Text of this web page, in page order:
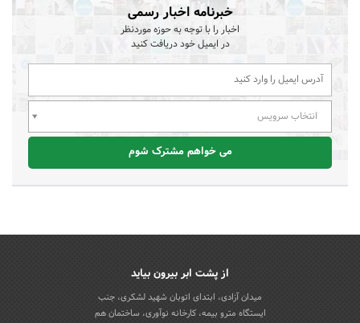
خبرنامه اخبار رسمی
اخبار را با توجه به حوزه موردنظر
در ایمیل خود دریافت کنید
انتخاب سرویس
می خواهم مشترک شوم
از پشت ابر بیرون بیاید
میدان آزادی، ابتدای اتوبان شهید لشکری، جنب
ایستگاه مترو بیمه، کارخانه نوآوری، ساختمان هم